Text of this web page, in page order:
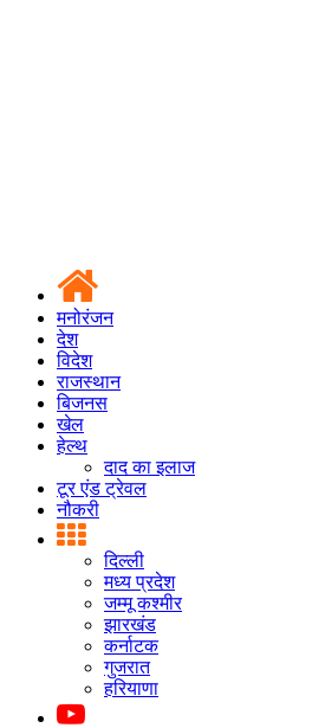
मनोरंजन
देश
विदेश
राजस्थान
बिजनस
खेल
हेल्थ
दाद का इलाज
टूर एंड ट्रेवल
नौकरी
दिल्ली
मध्य प्रदेश
जम्मू कश्मीर
झारखंड
कर्नाटक
गुजरात
हरियाणा